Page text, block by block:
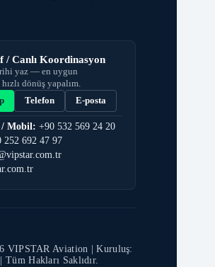
/ Canlı Koordinasyon
yaz — en uygun
dönüş yapalım.
Telefon E-posta
/ Mobil: +90 532 569 24 20
252 692 47 97
VIPSTAR Aviation | Kuruluş:
Tüm Hakları Saklıdır.